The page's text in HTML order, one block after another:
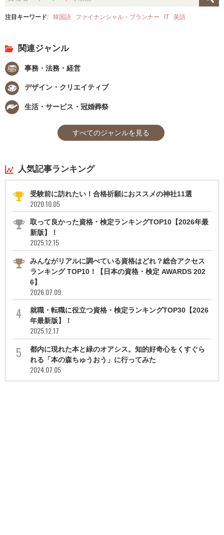
注目キーワード: 韓国語 ファイナンシャル・プランナー IT 英語
関連ジャンル
事務・法務・経営
デザイン・クリエイティブ
生活・サービス・冠婚葬祭
すべてのジャンルを見る
人気記事ランキング
受験前に訪れたい！合格祈願におススメの神社11選
2020.10.05
取って良かった資格・検定ランキングTOP10【2026年最
新版】！
2025.12.15
みんながリアルに調べている資格はどれ？総合アクセス
ランキング TOP10！【日本の資格・検定 AWARDS 202
6】
2026.07.09
就職・転職に役立つ資格・検定ランキングTOP30【2026
年最新版】！
2025.12.17
都内に現れた本と緑のオアシス。知的好奇心をくすぐら
れる「本の森ちゅうおう」に行ってみた
2024.07.05